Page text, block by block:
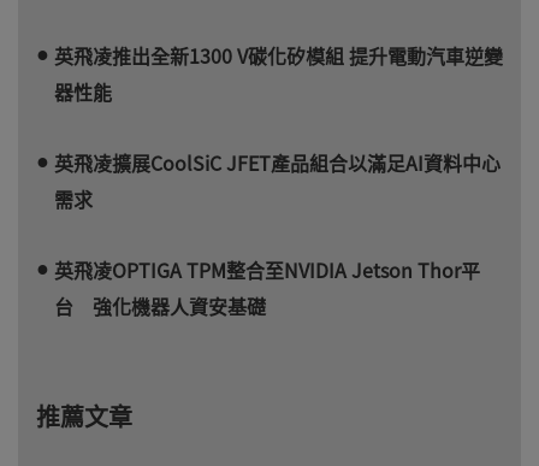
英飛凌推出全新1300 V碳化矽模組 提升電動汽車逆變
器性能
英飛凌擴展CoolSiC JFET產品組合以滿足AI資料中心
需求
英飛凌OPTIGA TPM整合至NVIDIA Jetson Thor平
台 強化機器人資安基礎
推薦文章